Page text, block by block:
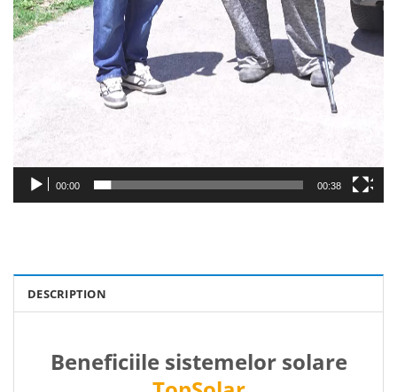
00:00 00:38
DESCRIPTION
Beneficiile sistemelor solare